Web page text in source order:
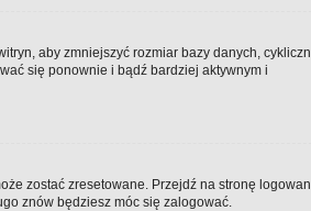
aby zmniejszyć rozmiar bazy danych,
się ponownie i bądź bardziej aktywnym i
zostać zresetowane. Przejdź na stronę
znów będziesz móc się zalogować.